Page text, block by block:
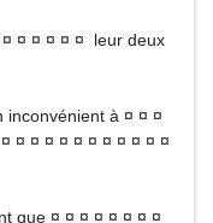
¤ ¤ ¤ ¤ ¤ leur deux
inconvénient à ¤ ¤ ¤
¤ ¤ ¤ ¤ ¤ ¤ ¤ ¤ ¤ ¤ ¤
que ¤ ¤ ¤ ¤ ¤ ¤ ¤ ¤